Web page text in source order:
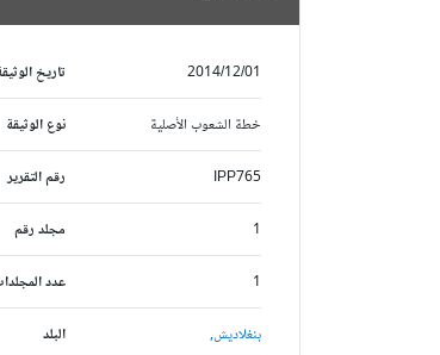
تاريخ 2014/12/01
نوع الوثيقة خطة الشعوب الأصلية
رقم التقرير IPP765
مجلد رقم 1
عدد 1
البلد بنغلاديش,